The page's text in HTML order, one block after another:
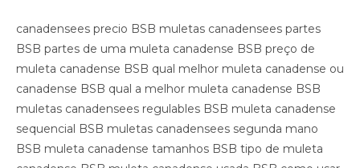
canadensees precio BSB muletas canadensees partes
BSB partes de uma muleta canadense BSB preço de
muleta canadense BSB qual melhor muleta canadense ou
canadense BSB qual a melhor muleta canadense BSB
muletas canadensees regulables BSB muleta canadense
sequencial BSB muletas canadensees segunda mano
BSB muleta canadense tamanhos BSB tipo de muleta